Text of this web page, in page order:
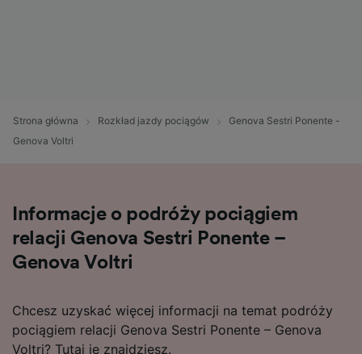
Strona główna Rozkład jazdy pociągów
Genova Sestri Ponente -
Genova Voltri
Informacje o podróży pociągiem
relacji Genova Sestri Ponente –
Genova Voltri
Chcesz uzyskać więcej informacji na temat podróży
pociągiem relacji Genova Sestri Ponente – Genova
Voltri? Tutaj je znajdziesz.